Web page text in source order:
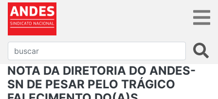
NOTA DA DIRETORIA DO ANDES-
SN DE PESAR PELO TRÁGICO